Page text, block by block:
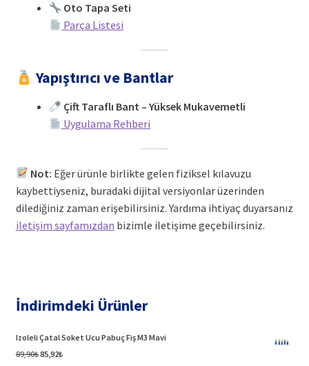
Oto Tapa Seti
Parça Listesi
Yapıştırıcı ve Bantlar
Çift Taraflı Bant – Yüksek Mukavemetli
Uygulama Rehberi
Not: Eğer ürünle birlikte gelen fiziksel kılavuzu
kaybettiyseniz, buradaki dijital versiyonlar üzerinden
dilediğiniz zaman erişebilirsiniz. Yardıma ihtiyaç duyarsanız
iletişim sayfamızdan bizimle iletişime geçebilirsiniz.
İndirimdeki Ürünler
Izoleli Çatal Soket Ucu Pabuç Fiş M3 Mavi
89,90₺Orijinal
85,92₺Şu